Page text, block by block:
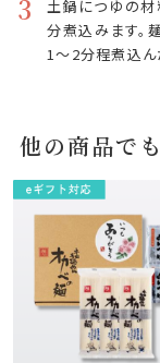
3
土鍋につゆの材
分煮込みます。
1〜2分程煮込ん
他の商品で